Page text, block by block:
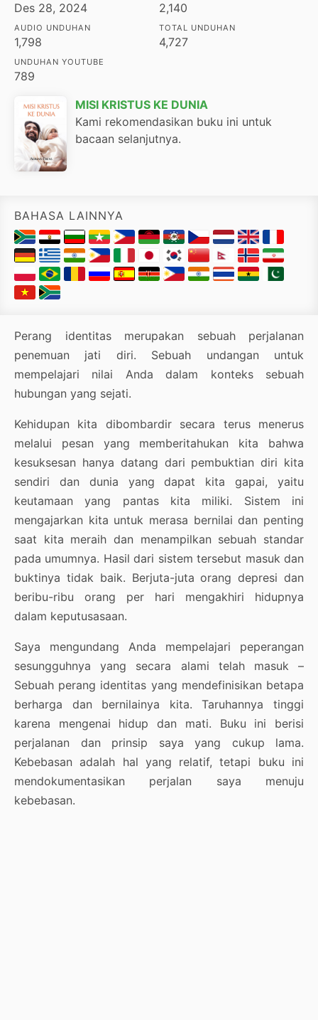
Des 28, 2024 2,140
AUDIO UNDUHAN
1,798
TOTAL UNDUHAN
4,727
UNDUHAN YOUTUBE
789
MISI KRISTUS KE DUNIA
Kami rekomendasikan buku ini untuk
bacaan selanjutnya.
BAHASA LAINNYA
Perang identitas merupakan sebuah perjalanan
penemuan jati diri. Sebuah undangan untuk
mempelajari nilai Anda dalam konteks sebuah
hubungan yang sejati.
Kehidupan kita dibombardir secara terus menerus
melalui pesan yang memberitahukan kita bahwa
kesuksesan hanya datang dari pembuktian diri kita
sendiri dan dunia yang dapat kita gapai, yaitu
keutamaan yang pantas kita miliki. Sistem ini
mengajarkan kita untuk merasa bernilai dan penting
saat kita meraih dan menampilkan sebuah standar
pada umumnya. Hasil dari sistem tersebut masuk dan
buktinya tidak baik. Berjuta-juta orang depresi dan
beribu-ribu orang per hari mengakhiri hidupnya
dalam keputusasaan.
Saya mengundang Anda mempelajari peperangan
sesungguhnya yang secara alami telah masuk –
Sebuah perang identitas yang mendefinisikan betapa
berharga dan bernilainya kita. Taruhannya tinggi
karena mengenai hidup dan mati. Buku ini berisi
perjalanan dan prinsip saya yang cukup lama.
Kebebasan adalah hal yang relatif, tetapi buku ini
mendokumentasikan perjalan saya menuju
kebebasan.